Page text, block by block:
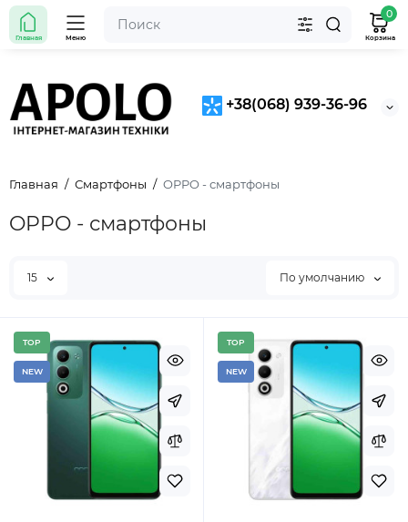
+38(068) 939-36-96
Главная Меню
0
Корзина
Главная Смартфоны OPPO - смартфоны
OPPO - смартфоны
15 По умолчанию
TOP
NEW
TOP
NEW